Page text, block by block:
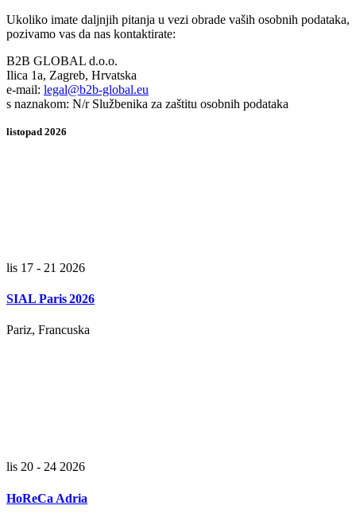
Ukoliko imate daljnjih pitanja u vezi obrade vaših osobnih podataka,
pozivamo vas da nas kontaktirate:
B2B GLOBAL d.o.o.
Ilica 1a, Zagreb, Hrvatska
e-mail: legal@b2b-global.eu
s naznakom: N/r Službenika za zaštitu osobnih podataka
listopad 2026
lis 17 - 21 2026
SIAL Paris 2026
Pariz, Francuska
lis 20 - 24 2026
HoReCa Adria